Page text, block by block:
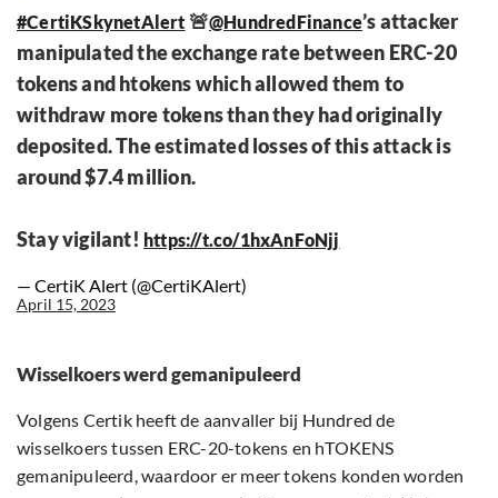
#CertiKSkynetAlert 🚨@HundredFinance’s attacker
manipulated the exchange rate between ERC-20
tokens and htokens which allowed them to
withdraw more tokens than they had originally
deposited. The estimated losses of this attack is
around $7.4 million.
Stay vigilant! https://t.co/1hxAnFoNjj
— CertiK Alert (@CertiKAlert)
April 15, 2023
Wisselkoers werd gemanipuleerd
Volgens Certik heeft de aanvaller bij Hundred de
wisselkoers tussen ERC-20-tokens en hTOKENS
gemanipuleerd, waardoor er meer tokens konden worden